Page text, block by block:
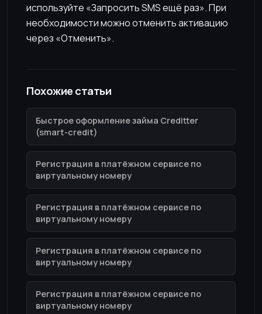
используйте «Запросить SMS ещё раз». При
необходимости можно отменить активацию
через «Отменить».
Похожие статьи
Быстрое оформление займа Creditter
(smart-credit)
Регистрация в платёжном сервисе по
виртуальному номеру
Регистрация в платёжном сервисе по
виртуальному номеру
Регистрация в платёжном сервисе по
виртуальному номеру
Регистрация в платёжном сервисе по
виртуальному номеру